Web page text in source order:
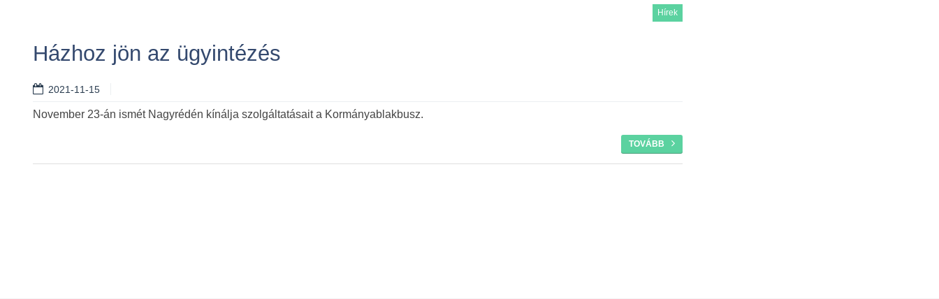
Hírek
Házhoz jön az ügyintézés
2021-11-15
November 23-án ismét Nagyrédén kínálja szolgáltatásait a Kormányablakbusz.
TOVÁBB